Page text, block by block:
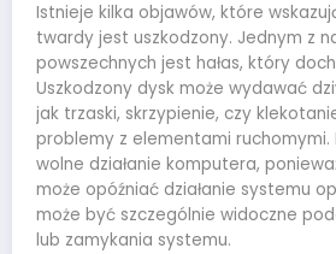
Istnieje kilka objawów, które
twardy jest uszkodzony. Jednym z
powszechnych jest hałas, który
Uszkodzony dysk może wydawać
jak trzaski, skrzypienie, czy
problemy z elementami
wolne działanie komputera,
może opóźniać działanie systemu
może być szczególnie widoczne
lub zamykania systemu.